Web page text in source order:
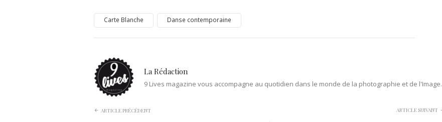
Carte Blanche Danse contemporaine
La Rédaction
9 Lives magazine vous accompagne au quotidien dans le monde de la photographie et de l'Image.
ARTICLE PRÉCÉDENT ARTICLE SUIVANT